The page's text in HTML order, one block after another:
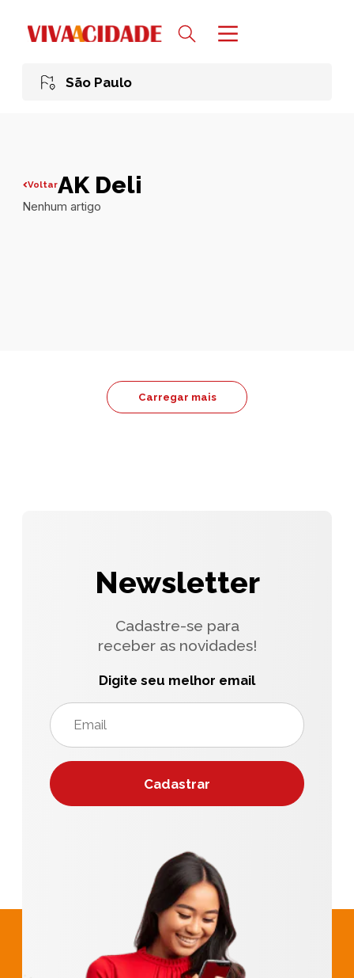
São Paulo
VoltarAK Deli
Nenhum artigo
Carregar mais
Newsletter
Cadastre-se para
receber as novidades!
Digite seu melhor email